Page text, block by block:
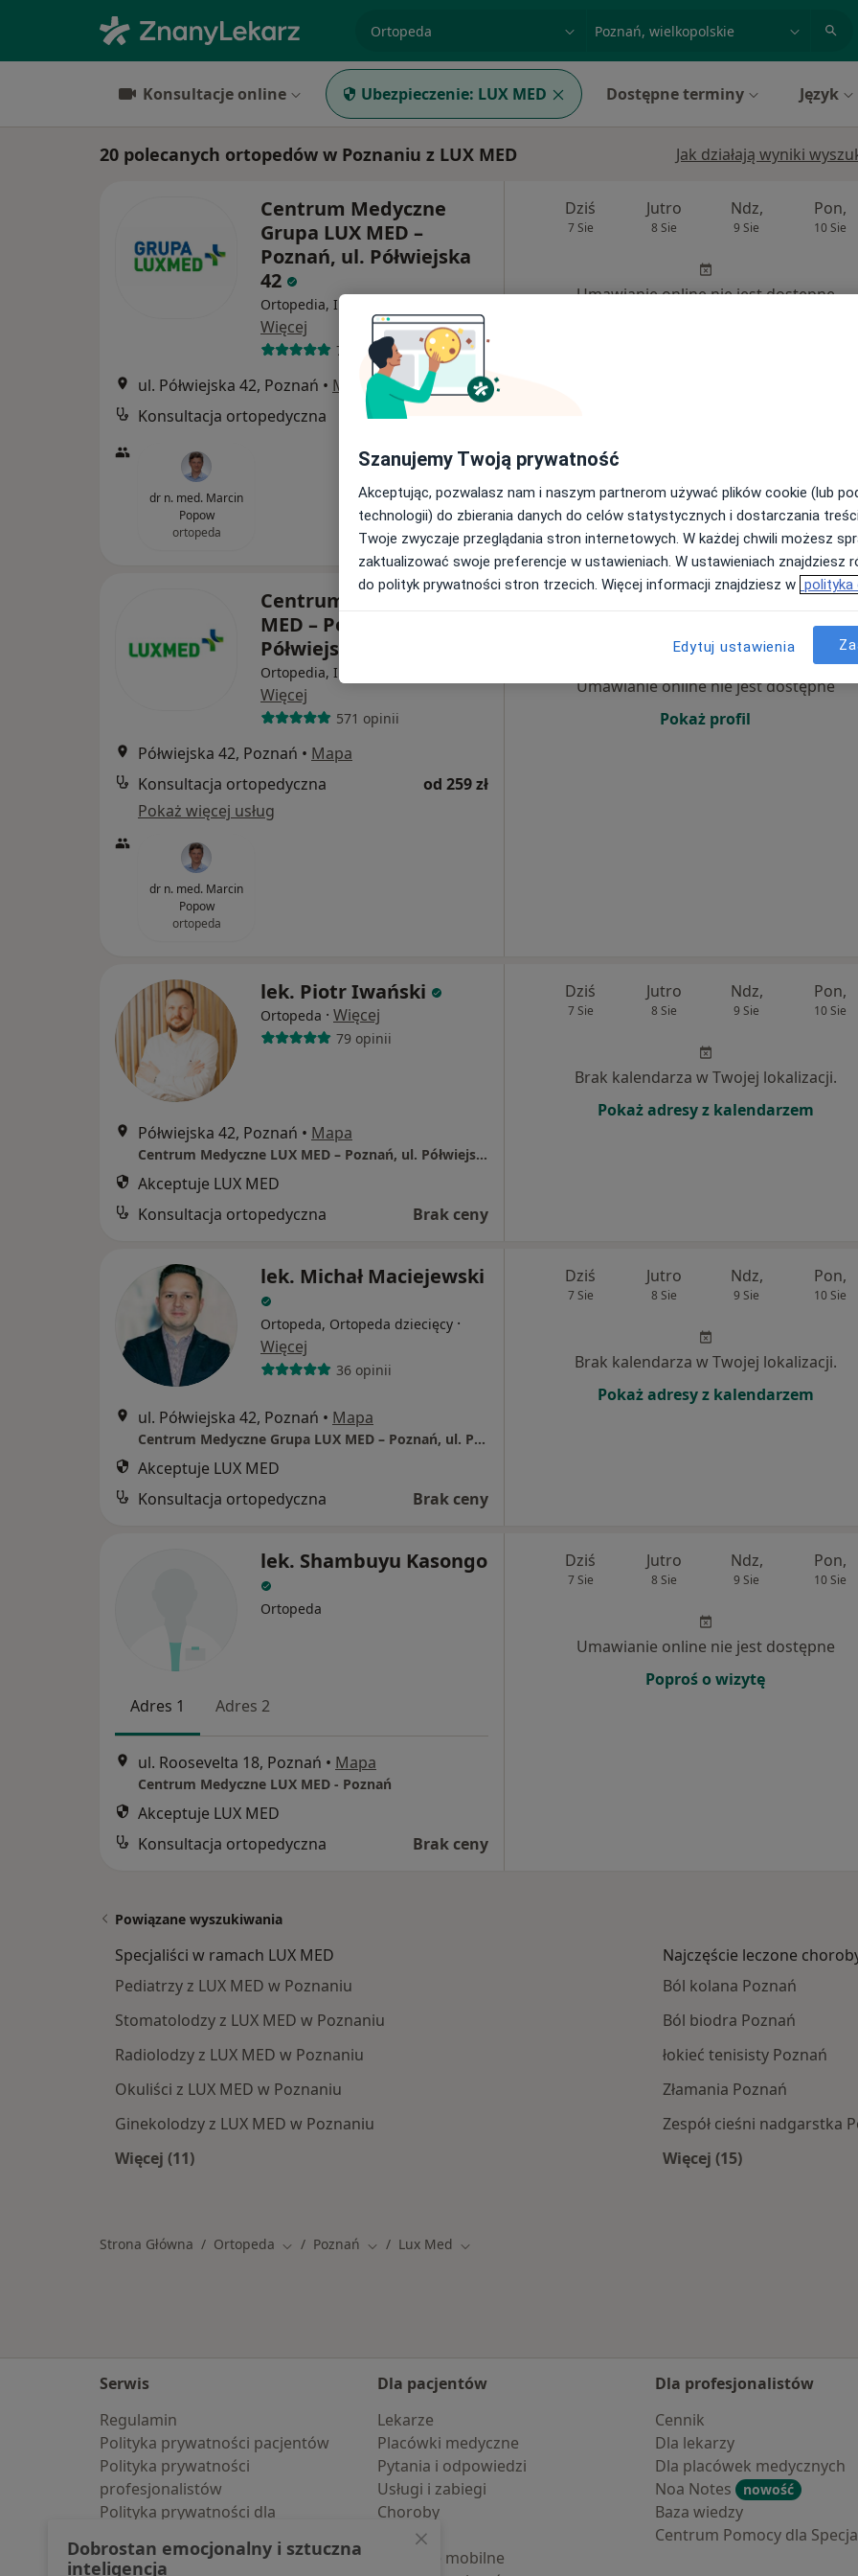
miasto lub dzielnica
Konsultacje online Ubezpieczenie: LUX MED Dostępne terminy Język
20 polecanych ortopedów w Poznaniu z LUX MED Jak działają wyniki
Centrum Medyczne
Grupa LUX MED –
Poznań, ul. Półwiejska
42
Ortopedia, Interna, Pediatria
Więcej
765 opinii
ul. Półwiejska 42, Poznań • Mapa
Konsultacja ortopedyczna
dr n. med. Marcin
Popow
ortopeda
Dziś
7 Sie
Jutro
8 Sie
Ndz,
9 Sie
Pon,
10 Sie
Umawianie online nie jest dostępne
Centrum Medyczne LUX
MED – Poznań, ul.
Półwiejska 42
Ortopedia, Interna, Ginekologia
Więcej
571 opinii
Półwiejska 42, Poznań • Mapa
Konsultacja ortopedyczna
od 259 zł
Pokaż więcej usług
dr n. med. Marcin
Popow
ortopeda
Pon,
Umawianie online nie jest dostępne
Pokaż profil
lek. Piotr Iwański
Ortopeda · Więcej
79 opinii
Półwiejska 42, Poznań • Mapa
Centrum Medyczne LUX MED – Poznań, ul. Półwiejska 42
Akceptuje LUX MED
Konsultacja ortopedyczna
Brak ceny
Dziś
7 Sie
Jutro
8 Sie
Ndz,
9 Sie
Pon,
10 Sie
Brak kalendarza w Twojej lokalizacji.
Pokaż adresy z kalendarzem
lek. Michał Maciejewski
Ortopeda, Ortopeda dziecięcy ·
Więcej
36 opinii
ul. Półwiejska 42, Poznań • Mapa
Centrum Medyczne Grupa LUX MED – Poznań, ul. Półwiejska 42
Akceptuje LUX MED
Konsultacja ortopedyczna
Brak ceny
Dziś
7 Sie
Jutro
8 Sie
Ndz,
9 Sie
Pon,
10 Sie
Brak kalendarza w Twojej lokalizacji.
Pokaż adresy z kalendarzem
lek. Shambuyu Kasongo
Ortopeda
Adres 1 Adres 2
ul. Roosevelta 18, Poznań • Mapa
Centrum Medyczne LUX MED - Poznań
Akceptuje LUX MED
Konsultacja ortopedyczna
Brak ceny
Dziś
7 Sie
Jutro
8 Sie
Ndz,
9 Sie
Pon,
10 Sie
Umawianie online nie jest dostępne
Poproś o wizytę
Powiązane wyszukiwania
Specjaliści w ramach LUX MED
Pediatrzy z LUX MED w Poznaniu
Stomatolodzy z LUX MED w Poznaniu
Radiolodzy z LUX MED w Poznaniu
Okuliści z LUX MED w Poznaniu
Ginekolodzy z LUX MED w Poznaniu
Więcej (11)
Najczęście leczone
Ból kolana Poznań
Ból biodra Poznań
łokieć tenisisty Poznań
Złamania Poznań
Zespół cieśni nadgarstka
Więcej (15)
Strona Główna Ortopeda Zmień miasto
Poznań Zmień miasto
Lux Med Zmień miasto
Serwis
Regulamin
Polityka prywatności pacjentów
Polityka prywatności
profesjonalistów
Polityka prywatności dla
pozyskaliśmy samodzielnie
Dla pacjentów
Lekarze
Placówki medyczne
Pytania i odpowiedzi
Usługi i zabiegi
Choroby
Pomoc
Aplikacje mobilne
Dla profesjonalistów
Cennik
Dla lekarzy
Dla placówek medycznych
Noa Notes
nowość
Baza wiedzy
Centrum Pomocy dla
Szanujemy Twoją prywatność
Akceptując, pozwalasz nam i naszym partnerom używać plików cookie (lub
technologii) do zbierania danych do celów statystycznych i dostarczania
Twoje zwyczaje przeglądania stron internetowych. W każdej chwili możesz
zaktualizować swoje preferencje w ustawieniach. W ustawieniach znajdziesz
do polityk prywatności stron trzecich. Więcej informacji znajdziesz w polityka
Edytuj ustawienia
Dobrostan emocjonalny i sztuczna
inteligencja